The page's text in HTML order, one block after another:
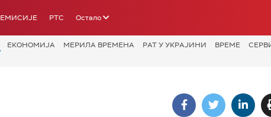
ЕМИСИЈЕ РТС Остало
ЕКОНОМИЈА МЕРИЛА ВРЕМЕНА РАТ У УКРАЈИНИ ВРЕМЕ